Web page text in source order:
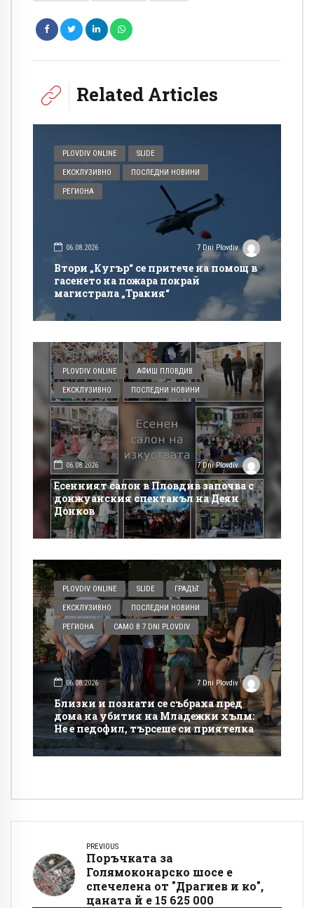
Related Articles
PLOVDIV ONLINE SLIDE
ЕКСКЛУЗИВНО ПОСЛЕДНИ НОВИНИ
РЕГИОНА
06.08.2026 7 Dni Plovdiv
Втори „Кугър“ се притече на помощ в
гасенето на пожара покрай
магистрала „Тракия“
PLOVDIV ONLINE АФИШ ПЛОВДИВ
ЕКСКЛУЗИВНО ПОСЛЕДНИ НОВИНИ
06.08.2026 7 Dni Plovdiv
Есенният салон в Пловдив започва с
донжуанския спектакъл на Деян
Донков
PLOVDIV ONLINE SLIDE ГРАДЪТ
ЕКСКЛУЗИВНО ПОСЛЕДНИ НОВИНИ
РЕГИОНА САМО В 7 DNI PLOVDIV
06.08.2026 7 Dni Plovdiv
Близки и познати се събраха пред
дома на убития на Младежки хълм:
Не е педофил, търсеше си приятелка
PREVIOUS
Поръчката за
Голямоконарско шосе е
спечелена от "Драгиев и ко",
цаната й е 15 625 000